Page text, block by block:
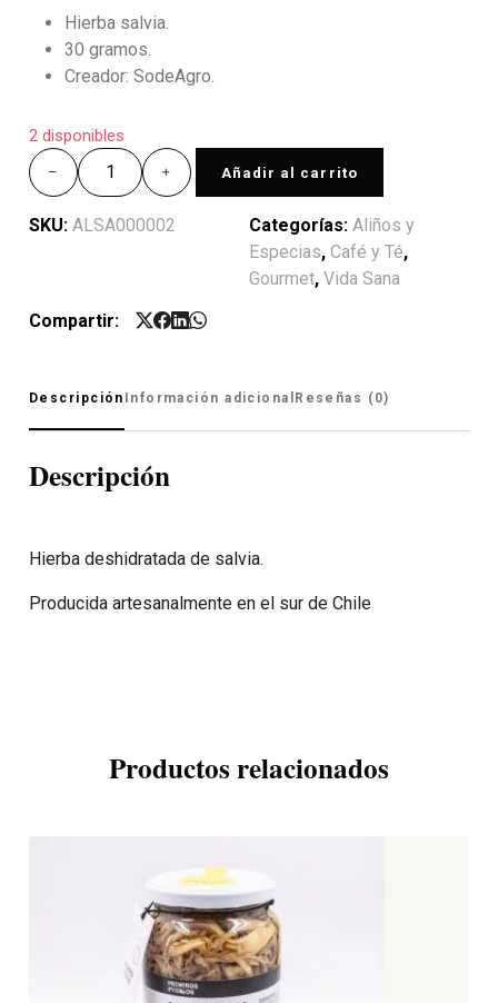
Hierba salvia.
30 gramos.
Creador: SodeAgro.
2 disponibles
Añadir al carrito
SKU: ALSA000002 Categorías: Aliños y
Especias, Café y Té,
Gourmet, Vida Sana
Compartir:
Descripción Información adicional Reseñas (0)
Descripción
Hierba deshidratada de salvia.
Producida artesanalmente en el sur de Chile
Productos relacionados